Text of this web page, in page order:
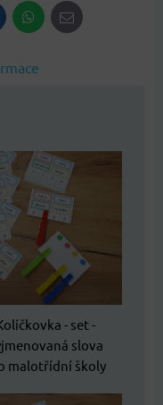
WhatsApp
E-
mail
- set -
slova
malotřídní školy